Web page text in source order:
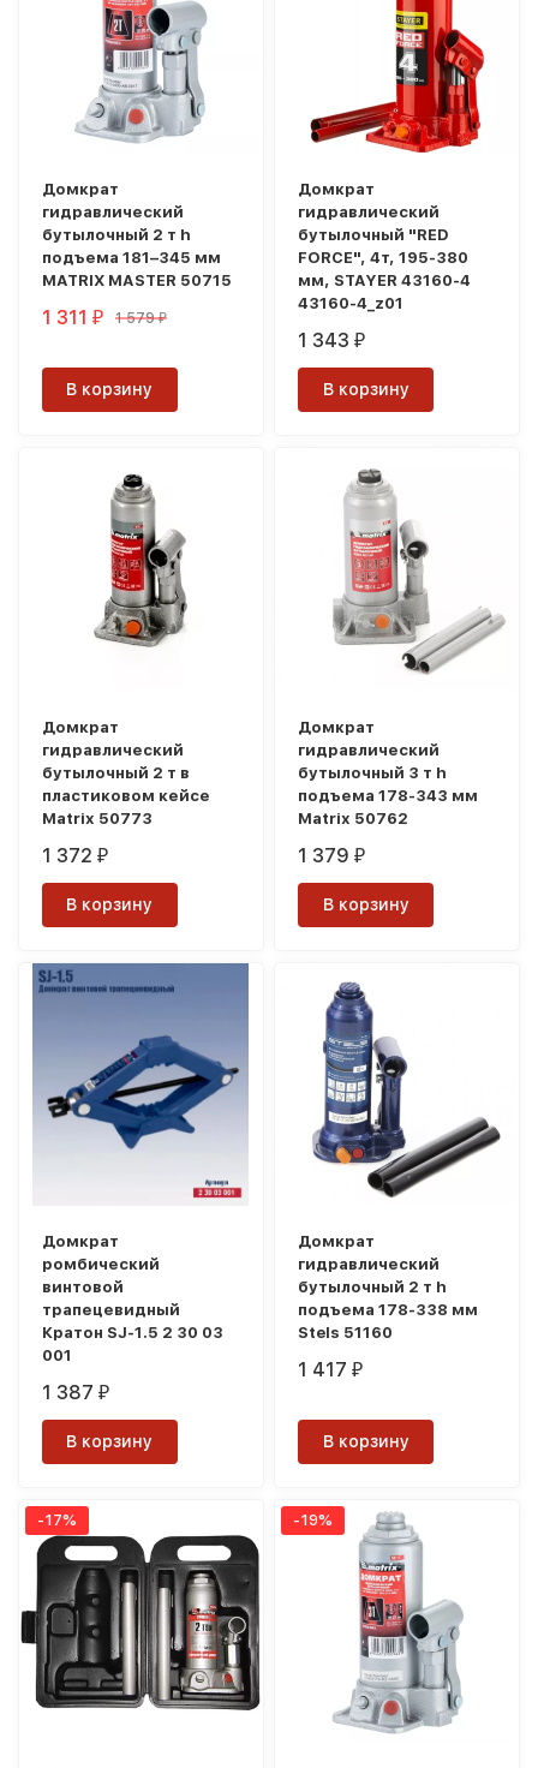
Домкрат
гидравлический
бутылочный 2 т h
подъема 181–345 мм
MATRIX MASTER 50715
1 311₽ 1 579₽
В корзину
Домкрат
гидравлический
бутылочный "RED
FORCE", 4т, 195-380
мм, STAYER 43160-4
43160-4_z01
1 343₽
В корзину
Домкрат
гидравлический
бутылочный 2 т в
пластиковом кейсе
Matrix 50773
1 372₽
В корзину
Домкрат
гидравлический
бутылочный 3 т h
подъема 178-343 мм
Matrix 50762
1 379₽
В корзину
Домкрат
ромбический
винтовой
трапецевидный
Кратон SJ-1.5 2 30 03
001
1 387₽
В корзину
Домкрат
гидравлический
бутылочный 2 т h
подъема 178-338 мм
Stels 51160
1 417₽
В корзину
-17% -19%